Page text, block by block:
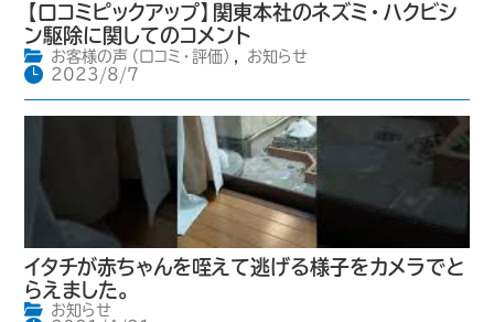
【口コミピックアップ】関東本社のネズミ・ハクビシ
ン駆除に関してのコメント
お客様の声（口コミ・評価）
お知らせ
2023/8/7
イタチが赤ちゃんを咥えて逃げる様子をカメラでと
らえました。
お知らせ